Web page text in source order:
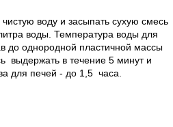
воду и засыпать сухую смесь
воды. Температура воды для
до однородной пластичной массы
выдержать в течение 5 минут и
для печей - до 1,5 часа.